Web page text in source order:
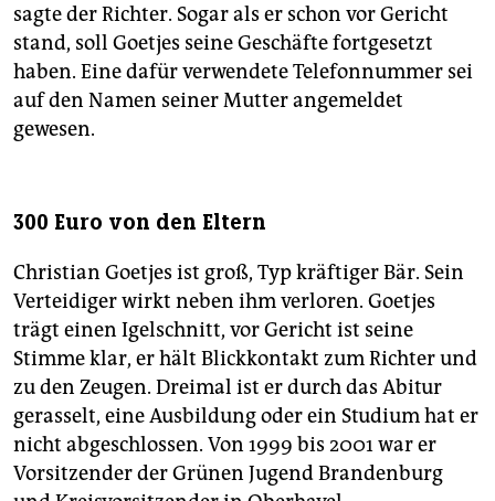
sagte der Richter. Sogar als er schon vor Gericht
stand, soll Goetjes seine Geschäfte fortgesetzt
haben. Eine dafür verwendete Telefonnummer sei
auf den Namen seiner Mutter angemeldet
gewesen.
300 Euro von den Eltern
Christian Goetjes ist groß, Typ kräftiger Bär. Sein
Verteidiger wirkt neben ihm verloren. Goetjes
trägt einen Igelschnitt, vor Gericht ist seine
Stimme klar, er hält Blickkontakt zum Richter und
zu den Zeugen. Dreimal ist er durch das Abitur
gerasselt, eine Ausbildung oder ein Studium hat er
nicht abgeschlossen. Von 1999 bis 2001 war er
Vorsitzender der Grünen Jugend Brandenburg